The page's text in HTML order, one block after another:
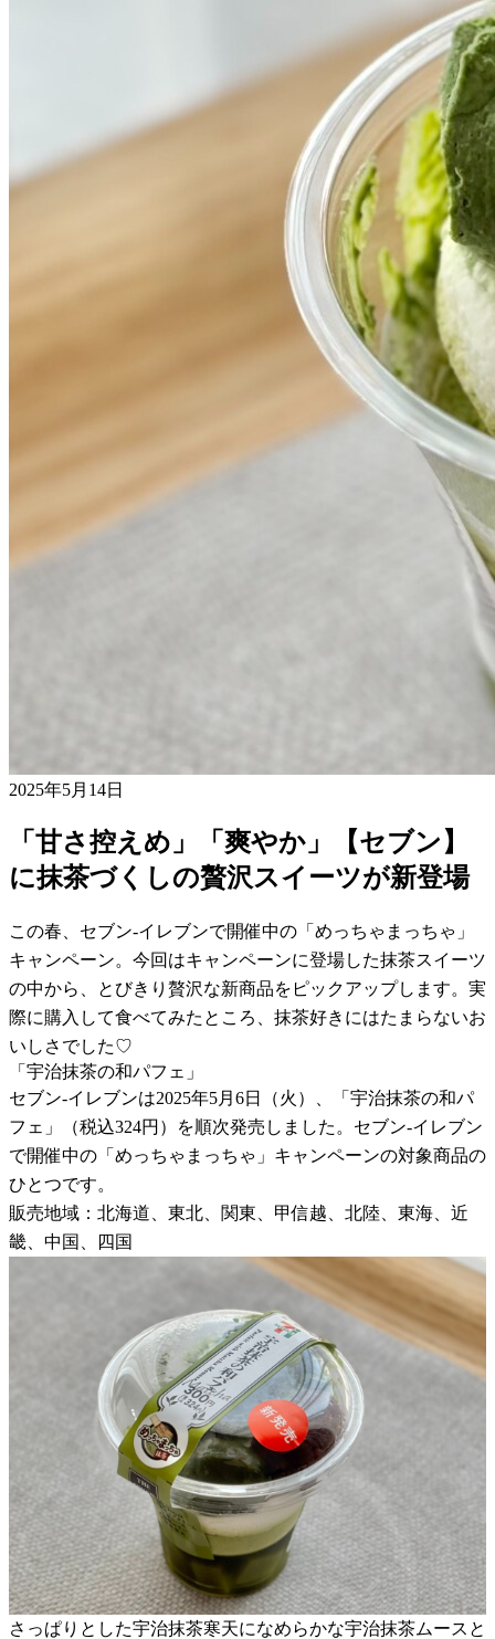
2025年5月14日
「甘さ控えめ」「爽やか」【セブン】
に抹茶づくしの贅沢スイーツが新登場
この春、セブン-イレブンで開催中の「めっちゃまっちゃ」
キャンペーン。今回はキャンペーンに登場した抹茶スイーツ
の中から、とびきり贅沢な新商品をピックアップします。実
際に購入して食べてみたところ、抹茶好きにはたまらないお
いしさでした♡
「宇治抹茶の和パフェ」
セブン-イレブンは2025年5月6日（火）、「宇治抹茶の和パ
フェ」（税込324円）を順次発売しました。セブン-イレブン
で開催中の「めっちゃまっちゃ」キャンペーンの対象商品の
ひとつです。
販売地域：北海道、東北、関東、甲信越、北陸、東海、近
畿、中国、四国
さっぱりとした宇治抹茶寒天になめらかな宇治抹茶ムースと